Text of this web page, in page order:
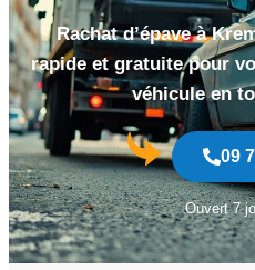
Rachat d’épave à
rapide et gratuite pour
véhicule en
09
Ouvert 7